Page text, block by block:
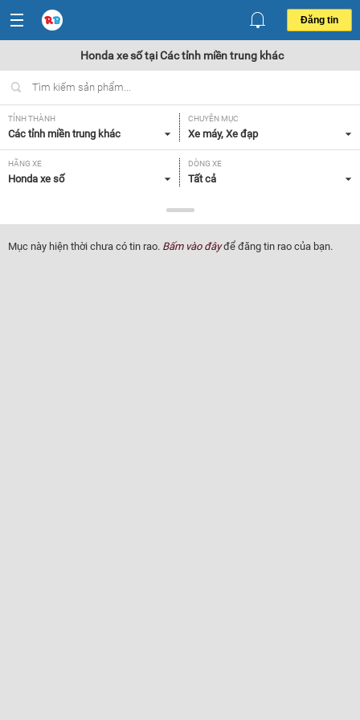
Đăng tin
Honda xe số tại Các tỉnh miền trung khác
TỈNH THÀNH
Các tỉnh miền trung khác
CHUYÊN MỤC
Xe máy, Xe đạp
HÃNG XE
Honda xe số
DÒNG XE
Tất cả
Tất cả
GIÁ
Tất cả
Mục này hiện thời chưa có tin rao. Bấm vào đâyđể đăng tin rao của bạn.